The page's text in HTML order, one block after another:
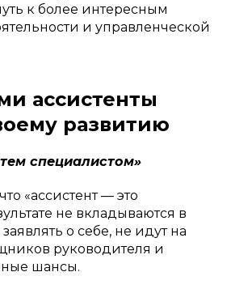
к более интересным
и управленческой
ассистенты
развитию
специалистом»
«ассистент — это
не вкладываются в
о себе, не идут на
руководителя и
шансы.